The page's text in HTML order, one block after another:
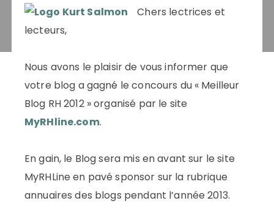
Chers lectrices et
lecteurs,
Nous avons le plaisir de vous informer que
votre blog a gagné le concours du « Meilleur
Blog RH 2012 » organisé par le site
MyRHline.com.
En gain, le Blog sera mis en avant sur le site
MyRHLine en pavé sponsor sur la rubrique
annuaires des blogs pendant l’année 2013.